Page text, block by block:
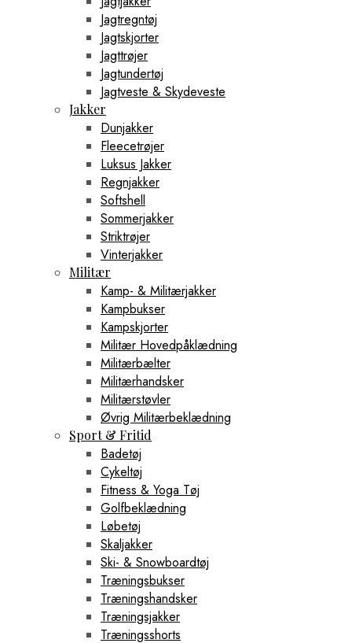
Jagtregntøj
Jagtskjorter
Jagttrøjer
Jagtundertøj
Jagtveste & Skydeveste
Jakker
Dunjakker
Fleecetrøjer
Luksus Jakker
Regnjakker
Softshell
Sommerjakker
Striktrøjer
Vinterjakker
Militær
Kamp- & Militærjakker
Kampbukser
Kampskjorter
Militær Hovedpåklædning
Militærbælter
Militærhandsker
Militærstøvler
Øvrig Militærbeklædning
Sport & Fritid
Badetøj
Cykeltøj
Fitness & Yoga Tøj
Golfbeklædning
Løbetøj
Skaljakker
Ski- & Snowboardtøj
Træningsbukser
Træningshandsker
Træningsjakker
Træningsshorts